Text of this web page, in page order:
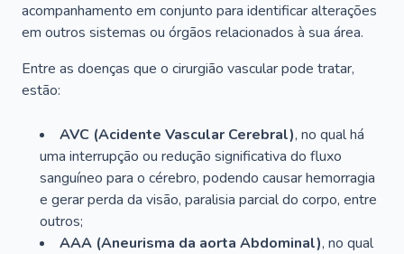
acompanhamento em conjunto para identificar alterações
em outros sistemas ou órgãos relacionados à sua área.
Entre as doenças que o cirurgião vascular pode tratar,
estão:
AVC (Acidente Vascular Cerebral), no qual há
uma interrupção ou redução significativa do fluxo
sanguíneo para o cérebro, podendo causar hemorragia
e gerar perda da visão, paralisia parcial do corpo, entre
outros;
AAA (Aneurisma da aorta Abdominal), no qual